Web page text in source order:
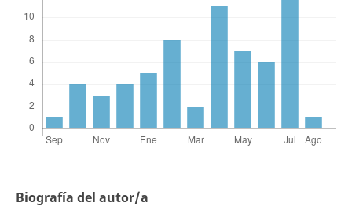
Biografía del autor/a